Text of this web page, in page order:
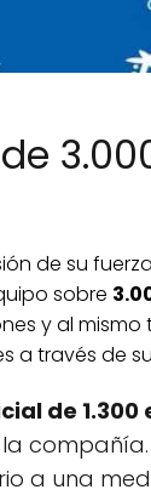
de su
sobre
y al mismo
a través de
de 1.300
compañía.
a una